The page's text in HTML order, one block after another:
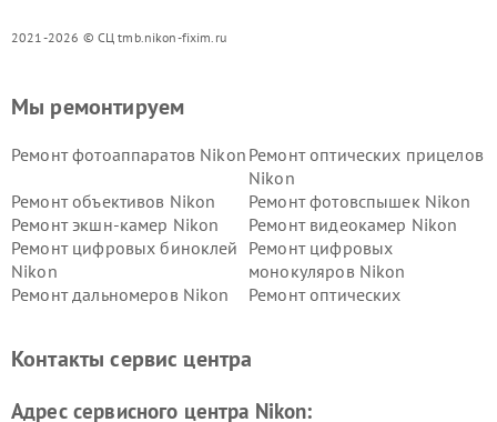
2021-2026 © СЦ tmb.nikon-fixim.ru
Мы ремонтируем
Ремонт фотоаппаратов Nikon Ремонт оптических прицелов
Nikon
Ремонт объективов Nikon
Ремонт фотовспышек Nikon
Ремонт экшн-камер Nikon
Ремонт видеокамер Nikon
Ремонт цифровых биноклей
Nikon
Ремонт цифровых
монокуляров Nikon
Ремонт дальномеров Nikon
Ремонт оптических
Контакты сервис центра
Адрес сервисного центра Nikon: